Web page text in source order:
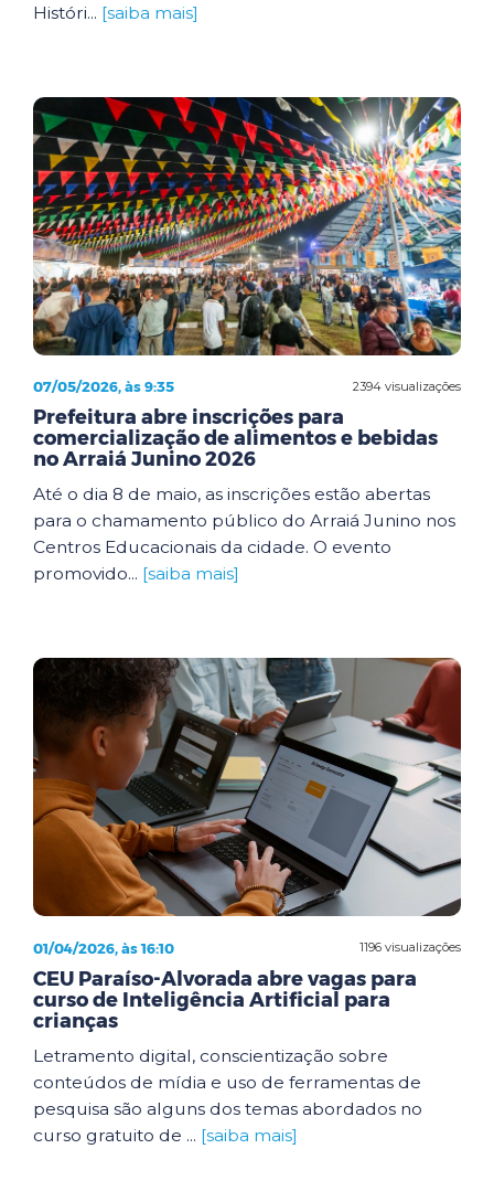
Históri... [saiba mais]
2394 visualizações
07/05/2026, às 9:35
Prefeitura abre inscrições para
comercialização de alimentos e bebidas
no Arraiá Junino 2026
Até o dia 8 de maio, as inscrições estão abertas
para o chamamento público do Arraiá Junino nos
Centros Educacionais da cidade. O evento
promovido... [saiba mais]
1196 visualizações
01/04/2026, às 16:10
CEU Paraíso-Alvorada abre vagas para
curso de Inteligência Artificial para
crianças
Letramento digital, conscientização sobre
conteúdos de mídia e uso de ferramentas de
pesquisa são alguns dos temas abordados no
curso gratuito de ... [saiba mais]